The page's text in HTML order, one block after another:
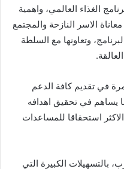
الغذاء العالمي، واهمية
الاسر النازحة والمجتمع
وتعاونها مع السلطة
في تقديم كافة الدعم
يساهم في تحقيق اهدافه
استحقاقا للمساعدات
بالتسهيلات الكبيرة التي